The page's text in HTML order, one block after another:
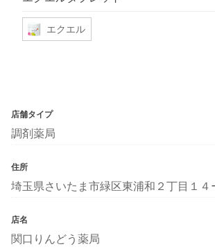
エクエル
店舗タイプ
調剤薬局
住所
埼玉県さいたま市緑区東浦和２丁目１４
店名
関口りんどう薬局